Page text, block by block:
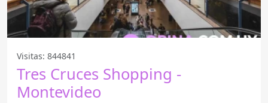
Visitas: 844841
Tres Cruces Shopping -
Montevideo